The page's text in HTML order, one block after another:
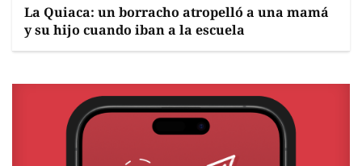
La Quiaca: un borracho atropelló a una mamá
y su hijo cuando iban a la escuela